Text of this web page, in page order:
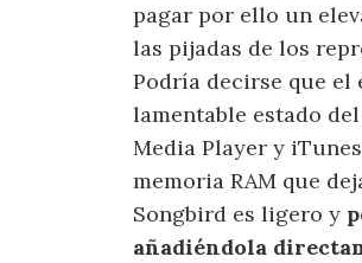
pagar por ello un
las pijadas de los
Podría decirse que el
lamentable estado
Media Player y
memoria RAM que
Songbird es ligero y
añadiéndola